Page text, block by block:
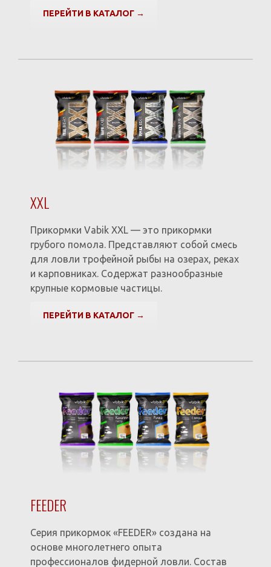
ПЕРЕЙТИ В КАТАЛОГ →
XXL
Прикормки Vabik XXL — это прикормки
грубого помола. Представляют собой смесь
для ловли трофейной рыбы на озерах, реках
и карповниках. Содержат разнообразные
крупные кормовые частицы.
ПЕРЕЙТИ В КАТАЛОГ →
FEEDER
Серия прикормок «FEEDER» создана на
основе многолетнего опыта
профессионалов фидерной ловли. Состав